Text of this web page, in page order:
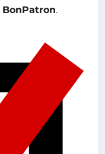
BonPatron.